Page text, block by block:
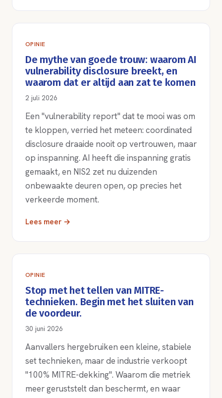
OPINIE
De mythe van goede trouw: waarom AI
vulnerability disclosure breekt, en
waarom dat er altijd aan zat te komen
2 juli 2026
Een "vulnerability report" dat te mooi was om
te kloppen, verried het meteen: coordinated
disclosure draaide nooit op vertrouwen, maar
op inspanning. AI heeft die inspanning gratis
gemaakt, en NIS2 zet nu duizenden
onbewaakte deuren open, op precies het
verkeerde moment.
Lees meer →
OPINIE
Stop met het tellen van MITRE-
technieken. Begin met het sluiten van
de voordeur.
30 juni 2026
Aanvallers hergebruiken een kleine, stabiele
set technieken, maar de industrie verkoopt
"100% MITRE-dekking". Waarom die metriek
meer geruststelt dan beschermt, en waar